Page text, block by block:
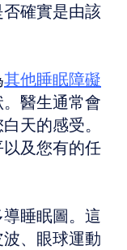
確實是由該
其他睡眠障礙
醫生通常會
天的感受。
及您有的任
睡眠圖。這
、眼球運動